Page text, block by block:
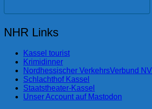
NHR Links
Kassel tourist
Krimidinner
Nordhessischer VerkehrsVerbund
Schlachthof Kassel
Staatstheater-Kassel
Unser Account auf Mastodon